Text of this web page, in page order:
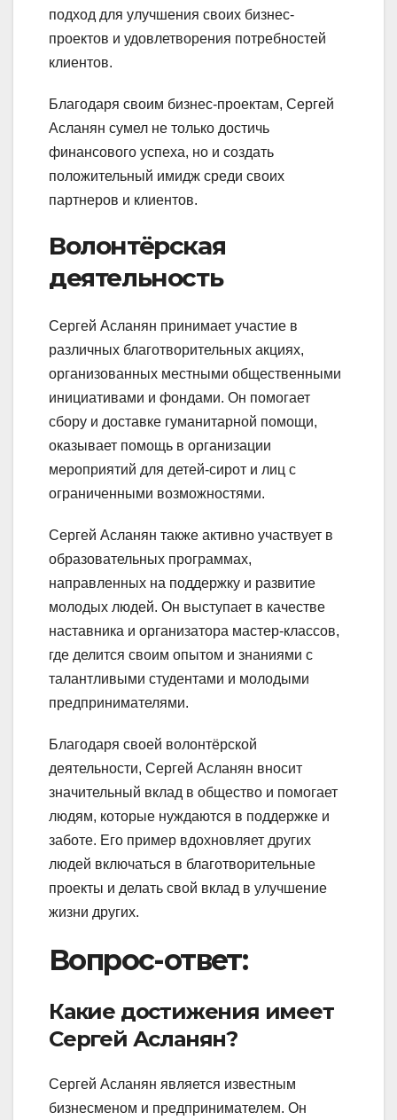
подход для улучшения своих бизнес-
проектов и удовлетворения потребностей
клиентов.
Благодаря своим бизнес-проектам, Сергей
Асланян сумел не только достичь
финансового успеха, но и создать
положительный имидж среди своих
партнеров и клиентов.
Волонтёрская
деятельность
Сергей Асланян принимает участие в
различных благотворительных акциях,
организованных местными общественными
инициативами и фондами. Он помогает
сбору и доставке гуманитарной помощи,
оказывает помощь в организации
мероприятий для детей-сирот и лиц с
ограниченными возможностями.
Сергей Асланян также активно участвует в
образовательных программах,
направленных на поддержку и развитие
молодых людей. Он выступает в качестве
наставника и организатора мастер-классов,
где делится своим опытом и знаниями с
талантливыми студентами и молодыми
предпринимателями.
Благодаря своей волонтёрской
деятельности, Сергей Асланян вносит
значительный вклад в общество и помогает
людям, которые нуждаются в поддержке и
заботе. Его пример вдохновляет других
людей включаться в благотворительные
проекты и делать свой вклад в улучшение
жизни других.
Вопрос-ответ:
Какие достижения имеет
Сергей Асланян?
Сергей Асланян является известным
бизнесменом и предпринимателем. Он